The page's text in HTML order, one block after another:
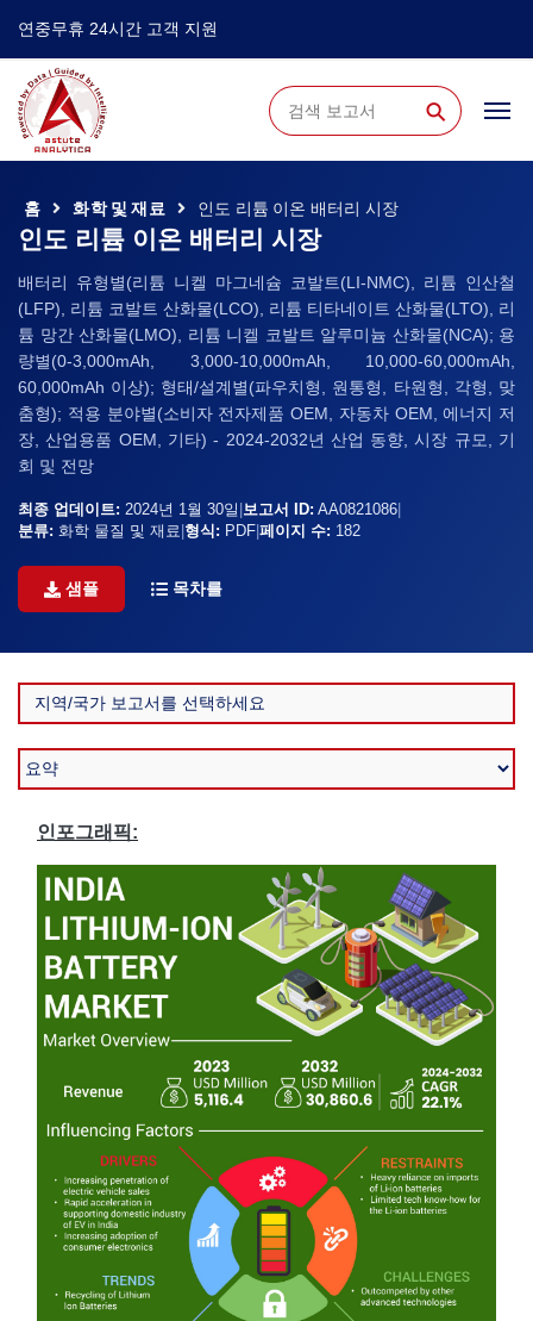
연중무휴 24시간 고객 지원
⚲
홈 화학 및 재료 인도 리튬 이온 배터리 시장
인도 리튬 이온 배터리 시장
배터리 유형별(리튬 니켈 마그네슘 코발트(LI-NMC), 리튬 인산철
(LFP), 리튬 코발트 산화물(LCO), 리튬 티타네이트 산화물(LTO), 리
튬 망간 산화물(LMO), 리튬 니켈 코발트 알루미늄 산화물(NCA); 용
량별(0-3,000mAh, 3,000-10,000mAh, 10,000-60,000mAh,
60,000mAh 이상); 형태/설계별(파우치형, 원통형, 타원형, 각형, 맞
춤형); 적용 분야별(소비자 전자제품 OEM, 자동차 OEM, 에너지 저
장, 산업용품 OEM, 기타) - 2024-2032년 산업 동향, 시장 규모, 기
회 및 전망
최종 업데이트: 2024년 1월 30일 보고서 ID: AA0821086
분류: 화학 물질 및 재료 형식: PDF 페이지 수: 182
샘플 목차를
인포그래픽: